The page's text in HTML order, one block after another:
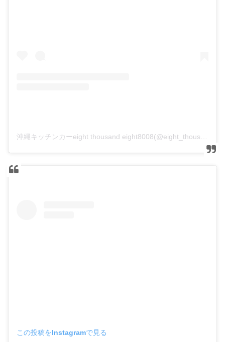
この投稿をInstagramで見る